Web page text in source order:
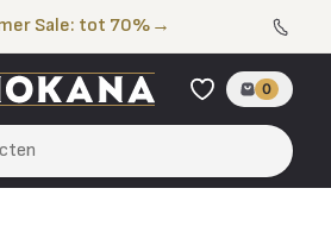
Sale: tot 70% →
0